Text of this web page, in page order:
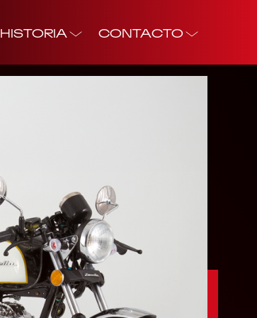
HISTORIA CONTACTO